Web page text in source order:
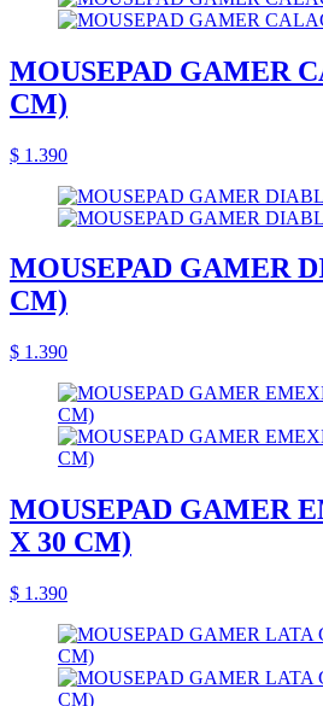
MOUSEPAD GAMER
CM)
$ 1.390
MOUSEPAD GAMER
CM)
$ 1.390
MOUSEPAD GAMER
X 30 CM)
$ 1.390